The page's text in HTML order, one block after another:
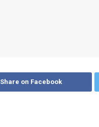
Share on Facebook